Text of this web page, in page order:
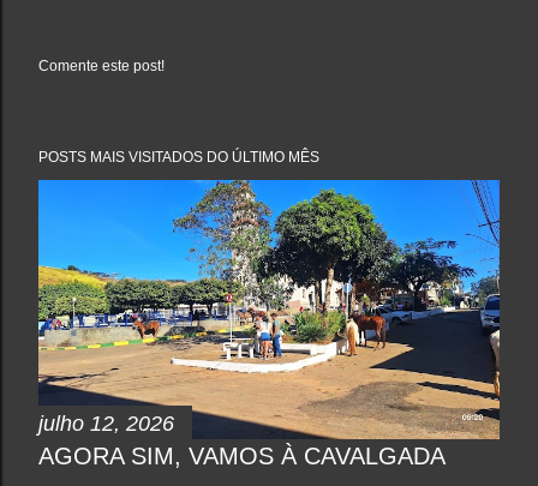
a
e
n
t
á
r
i
o
Comente este post!
POSTS MAIS VISITADOS DO ÚLTIMO MÊS
julho 12, 2026
AGORA SIM, VAMOS À CAVALGADA